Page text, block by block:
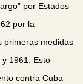
por Estados
por la
primeras medidas
1961. Esto
contra Cuba